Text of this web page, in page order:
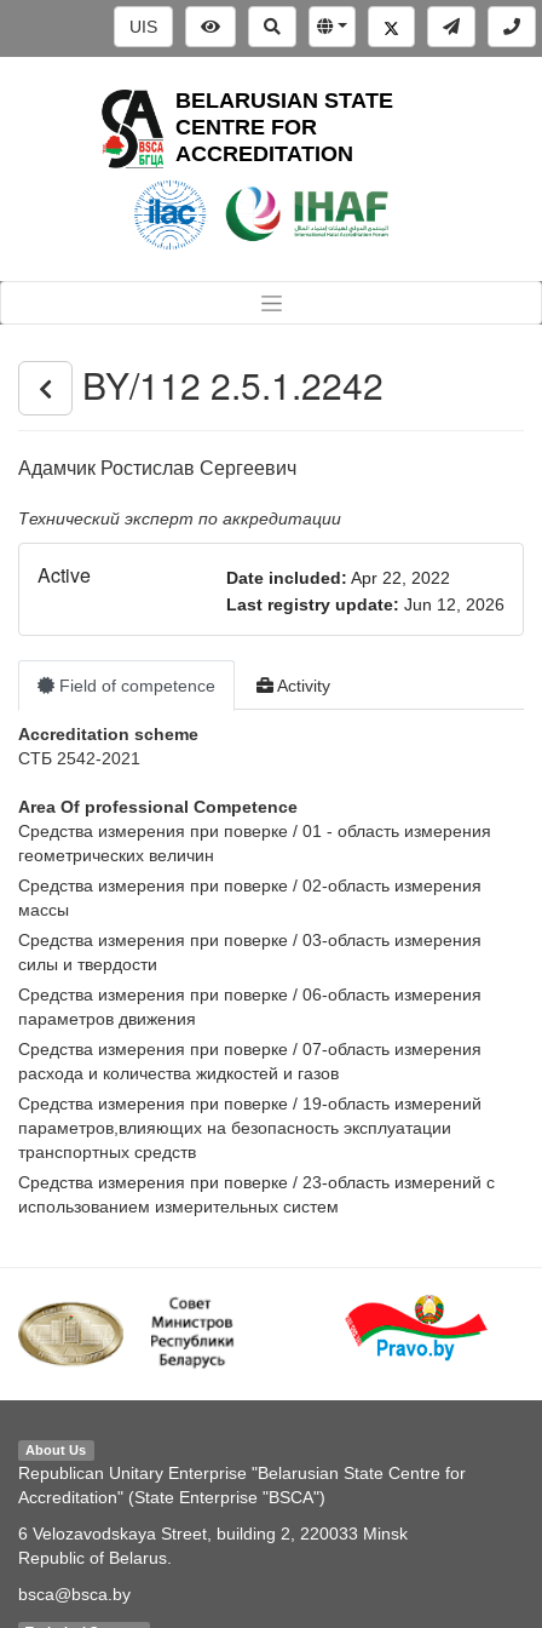
UIS
BELARUSIAN STATE
CENTRE FOR
ACCREDITATION
BY/112 2.5.1.2242
Адамчик Ростислав Сергеевич
Технический эксперт по аккредитации
Active Date included: Apr 22, 2022
Last registry update: Jun 12, 2026
Field of competence Activity
Accreditation scheme
СТБ 2542-2021
Area Of ​​professional Competence
Средства измерения при поверке / 01 - область измерения
геометрических величин
Средства измерения при поверке / 02-область измерения
массы
Средства измерения при поверке / 03-область измерения
силы и твердости
Средства измерения при поверке / 06-область измерения
параметров движения
Средства измерения при поверке / 07-область измерения
расхода и количества жидкостей и газов
Средства измерения при поверке / 19-область измерений
параметров,влияющих на безопасность эксплуатации
транспортных средств
Средства измерения при поверке / 23-область измерений с
использованием измерительных систем
About Us
Republican Unitary Enterprise "Belarusian State Centre for
Accreditation" (State Enterprise "BSCA")
6 Velozavodskaya Street, building 2, 220033 Minsk
Republic of Belarus.
bsca@bsca.by